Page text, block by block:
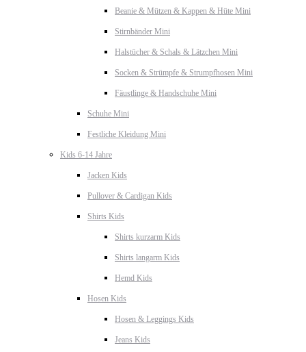
Beanie & Mützen & Kappen & Hüte Mini
Stirnbänder Mini
Halstücher & Schals & Lätzchen Mini
Socken & Strümpfe & Strumpfhosen Mini
Fäustlinge & Handschuhe Mini
Schuhe Mini
Festliche Kleidung Mini
Kids 6-14 Jahre
Jacken Kids
Pullover & Cardigan Kids
Shirts Kids
Shirts kurzarm Kids
Shirts langarm Kids
Hemd Kids
Hosen Kids
Hosen & Leggings Kids
Jeans Kids